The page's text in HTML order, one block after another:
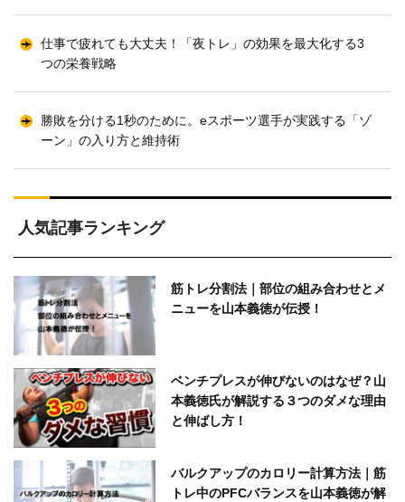
仕事で疲れても大丈夫！「夜トレ」の効果を最大化する3
つの栄養戦略
勝敗を分ける1秒のために。eスポーツ選手が実践する「ゾ
ーン」の入り方と維持術
人気記事ランキング
筋トレ分割法｜部位の組み合わせとメ
ニューを山本義徳が伝授！
ベンチプレスが伸びないのはなぜ？山
本義徳氏が解説する３つのダメな理由
と伸ばし方！
バルクアップのカロリー計算方法｜筋
トレ中のPFCバランスを山本義徳が解